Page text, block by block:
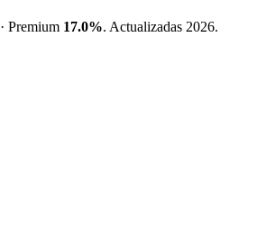
· Premium 17.0%. Actualizadas 2026.